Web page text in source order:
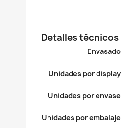
Detalles técnicos
Envasado
Unidades por display
Unidades por envase
Unidades por embalaje